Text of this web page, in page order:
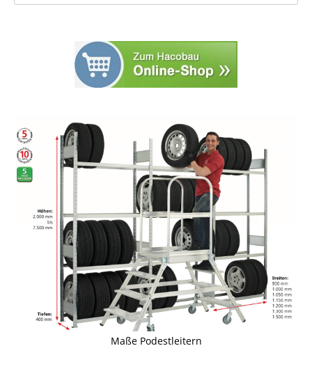
Maße Podestleitern